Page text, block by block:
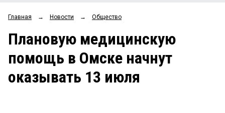
ОБЩЕСТВО
ЗАКОН
НОВОСТИ КОМПАНИЙ
Рейтинги
Блоги
Архив
Главная → Новости → Общество
Плановую медицинскую
помощь в Омске начнут
оказывать 13 июля